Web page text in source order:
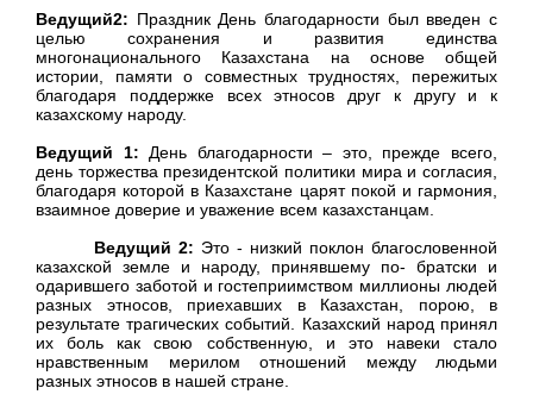
Ведущий2: Праздник День благодарности был введен с
целью сохранения и развития единства
многонационального Казахстана на основе общей
истории, памяти о совместных трудностях, пережитых
благодаря поддержке всех этносов друг к другу и к
казахскому народу.
Ведущий 1: День благодарности – это, прежде всего,
день торжества президентской политики мира и согласия,
благодаря которой в Казахстане царят покой и гармония,
взаимное доверие и уважение всем казахстанцам.
Ведущий 2: Это - низкий поклон благословенной
казахской земле и народу, принявшему по- братски и
одарившего заботой и гостеприимством миллионы людей
разных этносов, приехавших в Казахстан, порою, в
результате трагических событий. Казахский народ принял
их боль как свою собственную, и это навеки стало
нравственным мерилом отношений между людьми
разных этносов в нашей стране.